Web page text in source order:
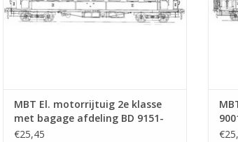
MBT El. motorrijtuig 2e klasse
met bagage afdeling BD 9151-
9161 voor Spoor 0 -
€25,45